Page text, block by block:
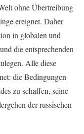
ohne Übertreibung
ereignet. Daher
in globalen und
die entsprechenden
Alle diese
die Bedingungen
zu schaffen, seine
der russischen